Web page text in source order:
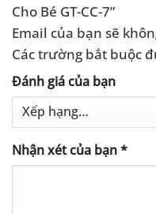
Cho Bé GT-CC-7”
Email của bạn sẽ
Các trường bắt buộc
Đánh giá của bạn
Nhận xét của bạn*